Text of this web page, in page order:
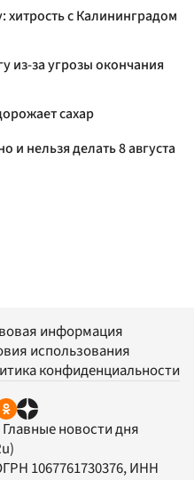
хитрость с Калининградом
из-за угрозы окончания
сахар
и нельзя делать 8 августа
информация
использования
конфиденциальности
Главные новости дня
1067761730376, ИНН